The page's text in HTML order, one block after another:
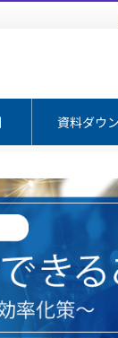
資料ダウ